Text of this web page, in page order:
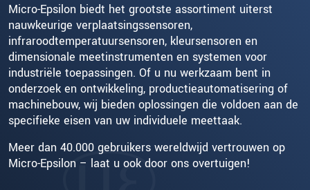
Micro-Epsilon biedt het grootste assortiment uiterst
nauwkeurige verplaatsingssensoren,
infraroodtemperatuursensoren, kleursensoren en
dimensionale meetinstrumenten en systemen voor
industriële toepassingen. Of u nu werkzaam bent in
onderzoek en ontwikkeling, productieautomatisering of
machinebouw, wij bieden oplossingen die voldoen aan de
specifieke eisen van uw individuele meettaak.
Meer dan 40.000 gebruikers wereldwijd vertrouwen op
Micro-Epsilon – laat u ook door ons overtuigen!